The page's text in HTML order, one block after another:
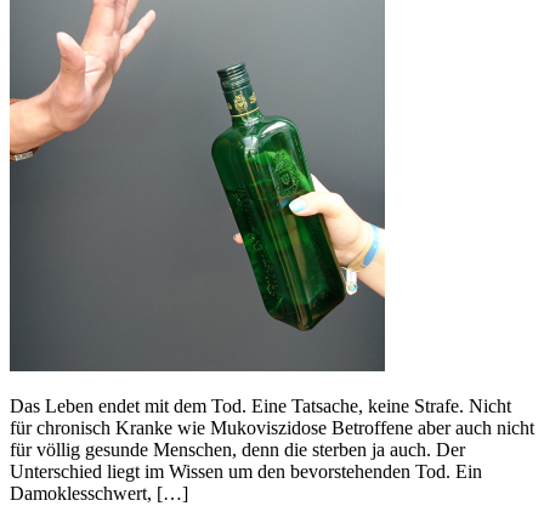
Das Leben endet mit dem Tod. Eine Tatsache, keine Strafe. Nicht
für chronisch Kranke wie Mukoviszidose Betroffene aber auch nicht
für völlig gesunde Menschen, denn die sterben ja auch. Der
Unterschied liegt im Wissen um den bevorstehenden Tod. Ein
Damoklesschwert, […]